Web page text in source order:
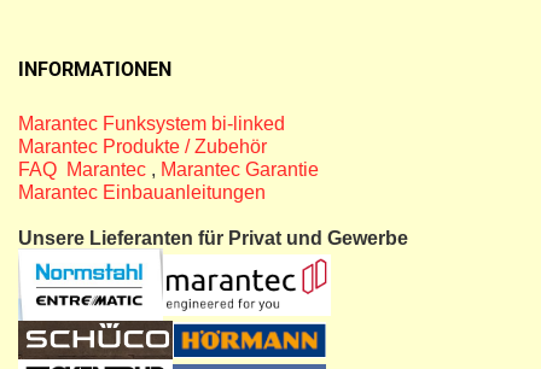
INFORMATIONEN
Marantec Funksystem bi-linked
Marantec Produkte / Zubehör
FAQ Marantec , Marantec Garantie
Marantec Einbauanleitungen
Unsere Lieferanten für Privat und Gewerbe